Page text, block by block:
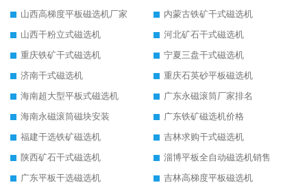
山西高梯度平板磁选机厂家
内蒙古铁矿干式磁选机
山西干粉立式磁选机
河北矿石干式磁选机
重庆铁矿干式磁选机
宁夏三盘干式磁选机
济南干式磁选机
重庆石英砂平板磁选机
海南超大型平板式磁选机
广东永磁滚筒厂家排名
海南永磁滚筒磁块安装
广东铁矿磁选机价格
福建干选铁矿磁选机
吉林求购干式磁选机
陕西矿石干式磁选机
淄博平板全自动磁选机销售
广东平板干选磁选机
吉林高梯度平板磁选机